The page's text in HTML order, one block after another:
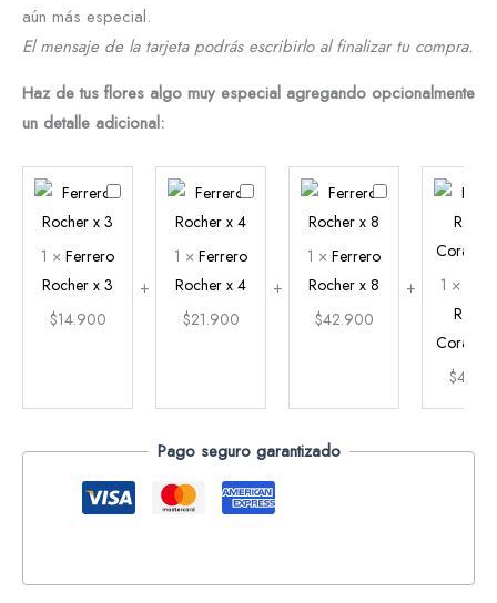
aún más especial.
El mensaje de la tarjeta podrás escribirlo al finalizar tu compra.
Haz de tus flores algo muy especial agregando opcionalmente
un detalle adicional:
Ferrero
Rocher
x
3
1 × Ferrero
Rocher x 3
$14.900
Ferrero
Rocher
x
4
1 × Ferrero
Rocher x 4
$21.900
Ferrero
Rocher
x
8
1 × Ferrero
Rocher x 8
$42.900
1 ×
$
Pago seguro garantizado